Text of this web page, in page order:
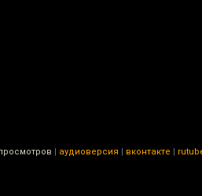
| аудиоверсия | вконтакте |